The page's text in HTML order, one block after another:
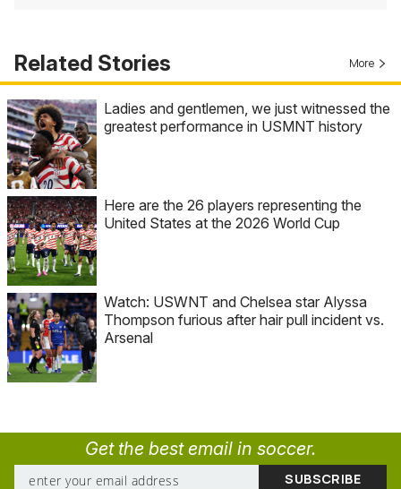
Related Stories More
Ladies and gentlemen, we just witnessed the
greatest performance in USMNT history
Here are the 26 players representing the
United States at the 2026 World Cup
Watch: USWNT and Chelsea star Alyssa
Thompson furious after hair pull incident vs.
Arsenal
Get the best email in soccer.